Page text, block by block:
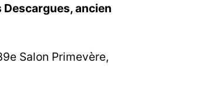
Descargues, ancien
Salon Primevère,